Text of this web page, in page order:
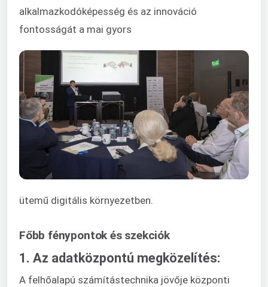
alkalmazkodóképesség és az innováció
fontosságát a mai gyors
ütemű digitális környezetben.
Főbb fénypontok és szekciók
1. Az adatközpontú megközelítés:
A felhőalapú számítástechnika jövője központi